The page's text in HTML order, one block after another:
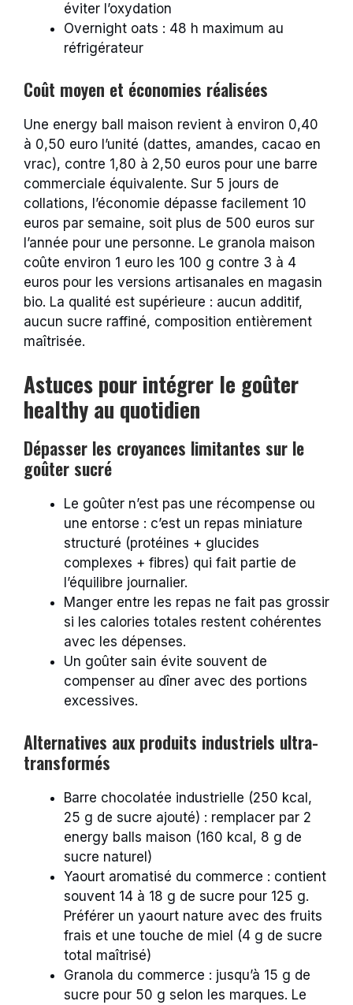
éviter l’oxydation
Overnight oats : 48 h maximum au
réfrigérateur
Coût moyen et économies réalisées
Une energy ball maison revient à environ 0,40
à 0,50 euro l’unité (dattes, amandes, cacao en
vrac), contre 1,80 à 2,50 euros pour une barre
commerciale équivalente. Sur 5 jours de
collations, l’économie dépasse facilement 10
euros par semaine, soit plus de 500 euros sur
l’année pour une personne. Le granola maison
coûte environ 1 euro les 100 g contre 3 à 4
euros pour les versions artisanales en magasin
bio. La qualité est supérieure : aucun additif,
aucun sucre raffiné, composition entièrement
maîtrisée.
Astuces pour intégrer le goûter
healthy au quotidien
Dépasser les croyances limitantes sur le
goûter sucré
Le goûter n’est pas une récompense ou
une entorse : c’est un repas miniature
structuré (protéines + glucides
complexes + fibres) qui fait partie de
l’équilibre journalier.
Manger entre les repas ne fait pas grossir
si les calories totales restent cohérentes
avec les dépenses.
Un goûter sain évite souvent de
compenser au dîner avec des portions
excessives.
Alternatives aux produits industriels ultra-
transformés
Barre chocolatée industrielle (250 kcal,
25 g de sucre ajouté) : remplacer par 2
energy balls maison (160 kcal, 8 g de
sucre naturel)
Yaourt aromatisé du commerce : contient
souvent 14 à 18 g de sucre pour 125 g.
Préférer un yaourt nature avec des fruits
frais et une touche de miel (4 g de sucre
total maîtrisé)
Granola du commerce : jusqu’à 15 g de
sucre pour 50 g selon les marques. Le